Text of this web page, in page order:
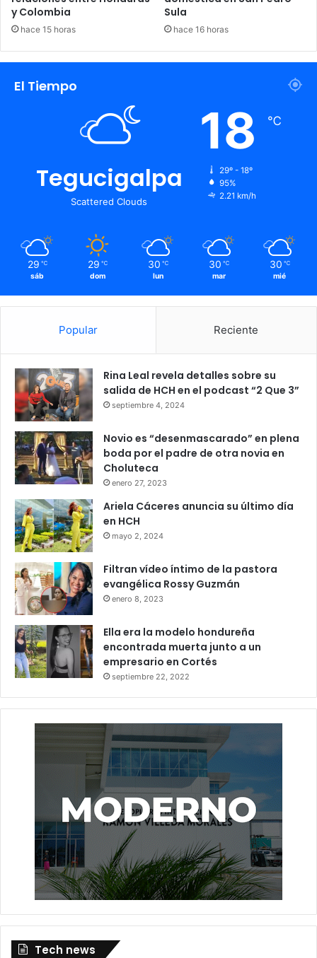
y Colombia
hace 15 horas
Sula
hace 16 horas
El Tiempo
Tegucigalpa
Scattered Clouds
18 ℃
29º - 18º
95%
2.21 km/h
29 ℃
sáb
29 ℃
dom
30 ℃
lun
30 ℃
mar
30 ℃
mié
Popular Reciente
Rina Leal revela detalles sobre su
salida de HCH en el podcast “2 Que 3”
septiembre 4, 2024
Novio es “desenmascarado” en plena
boda por el padre de otra novia en
Choluteca
enero 27, 2023
Ariela Cáceres anuncia su último día
en HCH
mayo 2, 2024
Filtran vídeo íntimo de la pastora
evangélica Rossy Guzmán
enero 8, 2023
Ella era la modelo hondureña
encontrada muerta junto a un
empresario en Cortés
septiembre 22, 2022
Tech news